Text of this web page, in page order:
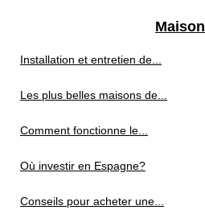
Maison
Installation et entretien de...
Les plus belles maisons de...
Comment fonctionne le...
Où investir en Espagne?
Conseils pour acheter une...